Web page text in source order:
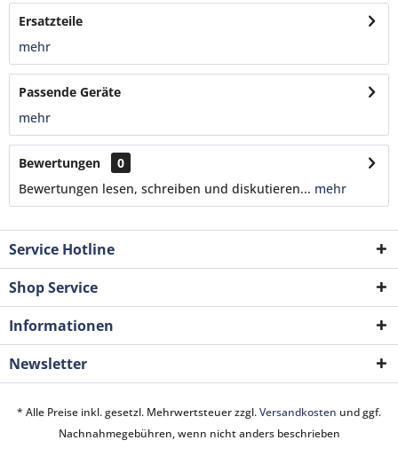
Ersatzteile
mehr
Passende Geräte
mehr
Bewertungen
0
Bewertungen lesen, schreiben und diskutieren... mehr
Service Hotline
Shop Service
Informationen
Newsletter
* Alle Preise inkl. gesetzl. Mehrwertsteuer zzgl.Versandkosten und ggf.
Nachnahmegebühren, wenn nicht anders beschrieben